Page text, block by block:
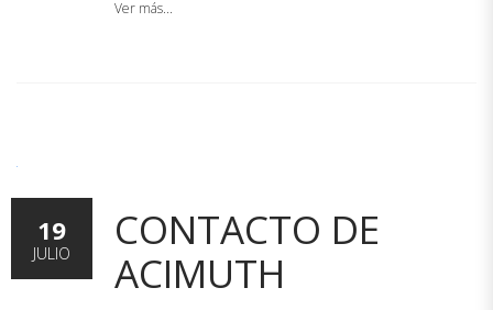
Ver más...
CONTACTO DE
ACIMUTH
19
JULIO